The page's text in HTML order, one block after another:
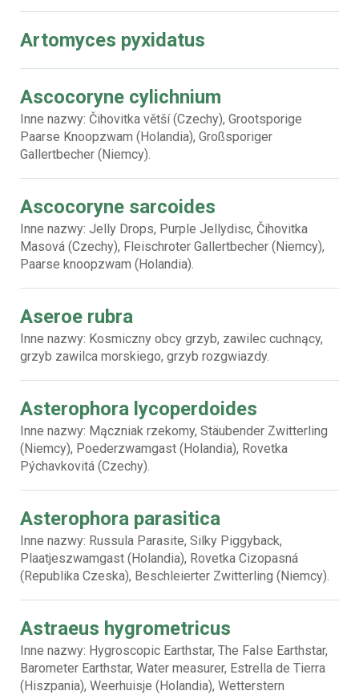
Artomyces pyxidatus
Ascocoryne cylichnium
Inne nazwy: Čihovitka větší (Czechy), Grootsporige
Paarse Knoopzwam (Holandia), Großsporiger
Gallertbecher (Niemcy).
Ascocoryne sarcoides
Inne nazwy: Jelly Drops, Purple Jellydisc, Čihovitka
Masová (Czechy), Fleischroter Gallertbecher (Niemcy),
Paarse knoopzwam (Holandia).
Aseroe rubra
Inne nazwy: Kosmiczny obcy grzyb, zawilec cuchnący,
grzyb zawilca morskiego, grzyb rozgwiazdy.
Asterophora lycoperdoides
Inne nazwy: Mączniak rzekomy, Stäubender Zwitterling
(Niemcy), Poederzwamgast (Holandia), Rovetka
Pýchavkovitá (Czechy).
Asterophora parasitica
Inne nazwy: Russula Parasite, Silky Piggyback,
Plaatjeszwamgast (Holandia), Rovetka Cizopasná
(Republika Czeska), Beschleierter Zwitterling (Niemcy).
Astraeus hygrometricus
Inne nazwy: Hygroscopic Earthstar, The False Earthstar,
Barometer Earthstar, Water measurer, Estrella de Tierra
(Hiszpania), Weerhuisje (Holandia), Wetterstern